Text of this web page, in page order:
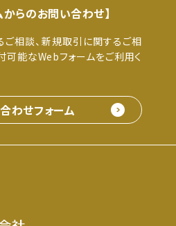
からのお問い合わせ】
ご相談、新規取引に関するご相
能なWebフォームをご利用く
わせフォーム